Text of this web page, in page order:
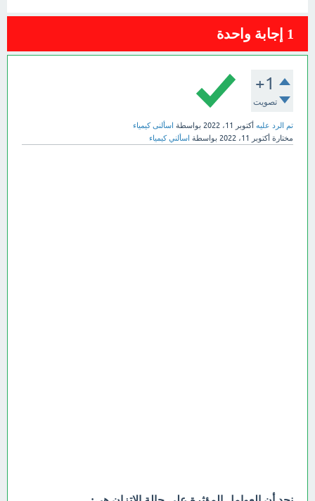
1 إجابة واحدة
+1
تصويت
تم الرد عليه أكتوبر 11، 2022 بواسطة اسألنى كيمياء
مختارة أكتوبر 11، 2022 بواسطة اسألني كيمياء